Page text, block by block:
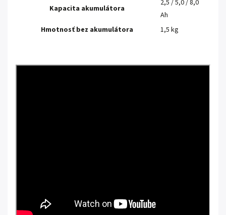
Kapacita akumulátora
2,5 / 5,0 / 8,0
Ah
Hmotnosť bez akumulátora
1,5 kg